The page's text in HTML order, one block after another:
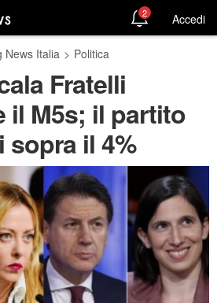
2 Accedi
News Italia > Politica
Fratelli
il M5s; il partito
sopra il 4%